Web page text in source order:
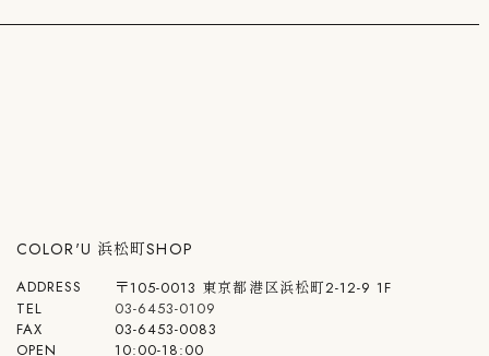
COLOR'U 浜松町SHOP
ADDRESS
〒105-0013 東京都港区浜松町2-12-9 1F
TEL
03-6453-0109
FAX
03-6453-0083
OPEN
10:00-18:00